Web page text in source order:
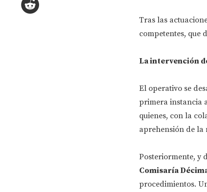
Tras las
competentes, que
La intervención
El operativo se
primera instancia
quienes, con la
aprehensión de la
Posteriormente, y
Comisaría
procedimientos.